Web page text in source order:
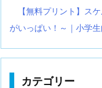
【無料プリント】ス
がいっぱい！～｜小学
カテゴリー